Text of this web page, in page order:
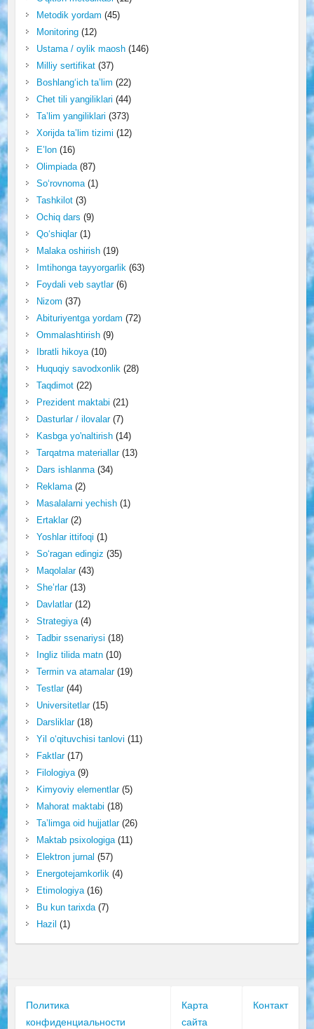
Metodik yordam (45)
Monitoring(12)
Ustama / oylik maosh(146)
Milliy sertifikat(37)
Boshlang‘ich ta’lim (22)
Chet tili yangiliklari (44)
Ta’lim yangiliklari (373)
Xorijda ta’lim tizimi (12)
E’lon(16)
Olimpiada(87)
So‘rovnoma(1)
Tashkilot(3)
Ochiq dars (9)
Qo‘shiqlar(1)
Malaka oshirish(19)
Imtihonga tayyorgarlik(63)
Foydali veb saytlar(6)
Nizom (37)
Abituriyentga yordam (72)
Ommalashtirish(9)
Ibratli hikoya(10)
Huquqiy savodxonlik(28)
Taqdimot(22)
Prezident maktabi (21)
Dasturlar / ilovalar(7)
Kasbga yo'naltirish(14)
Tarqatma materiallar(13)
Dars ishlanma(34)
Reklama(2)
Masalalarni yechish(1)
Ertaklar(2)
Yoshlar ittifoqi (1)
So‘ragan edingiz (35)
Maqolalar(43)
She’rlar(13)
Davlatlar(12)
Strategiya(4)
Tadbir ssenariysi (18)
Ingliz tilida matn(10)
Termin va atamalar(19)
Testlar(44)
Universitetlar(15)
Darsliklar(18)
Yil o‘qituvchisi tanlovi (11)
Faktlar(17)
Filologiya(9)
Kimyoviy elementlar(5)
Mahorat maktabi (18)
Ta’limga oid hujjatlar(26)
Maktab psixologiga(11)
Elektron jurnal (57)
Energotejamkorlik(4)
Etimologiya(16)
Bu kun tarixda(7)
Hazil (1)
Политика
конфиденциальности
Карта
сайта
Контакт